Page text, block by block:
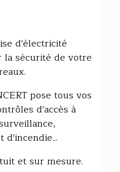
d'électricité
sécurité de votre
pose tous vos
d'accès à
et sur mesure.